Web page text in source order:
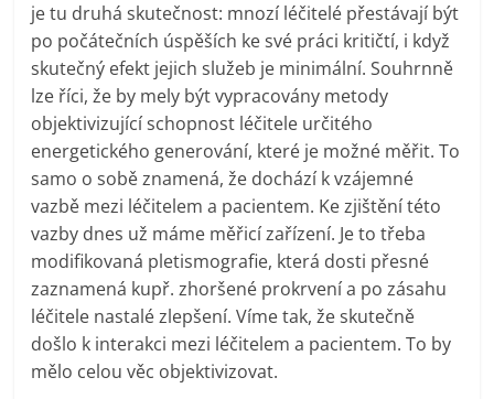
je tu druhá skutečnost: mnozí léčitelé přestávají být
po počátečních úspěších ke své práci kritičtí, i když
skutečný efekt jejich služeb je minimální. Souhrnně
lze říci, že by mely být vypracovány metody
objektivizující schopnost léčitele určitého
energetického generování, které je možné měřit. To
samo o sobě znamená, že dochází k vzájemné
vazbě mezi léčitelem a pacientem. Ke zjištění této
vazby dnes už máme měřicí zařízení. Je to třeba
modifikovaná pletismografie, která dosti přesné
zaznamená kupř. zhoršené prokrvení a po zásahu
léčitele nastalé zlepšení. Víme tak, že skutečně
došlo k interakci mezi léčitelem a pacientem. To by
mělo celou věc objektivizovat.